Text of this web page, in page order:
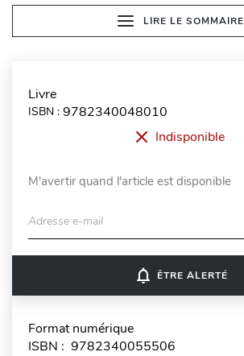
LIRE LE SOMMAIRE
Livre
ISBN : 9782340048010
Indisponible
M'avertir quand l'article est disponible
Adresse e-mail
notifications_none ÊTRE ALERTÉ
Format numérique
ISBN : 9782340055506